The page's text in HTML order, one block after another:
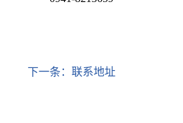
下一条： 联系地址